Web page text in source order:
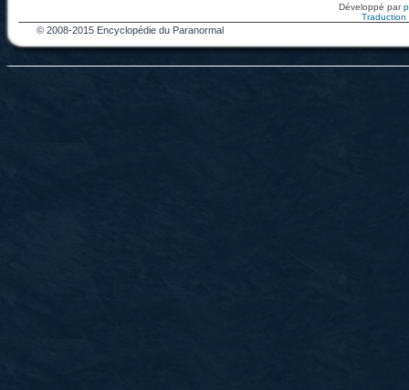
Développé par
Traduction
© 2008-2015 Encyclopédie du Paranormal